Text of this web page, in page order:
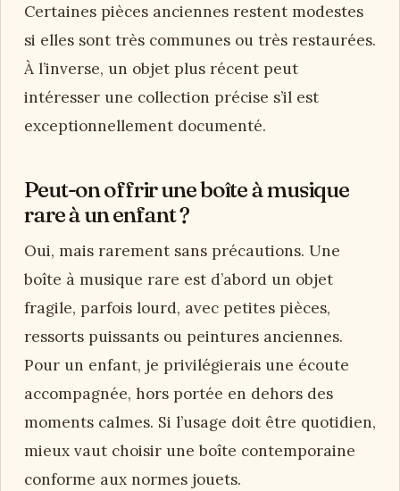
Certaines pièces anciennes restent modestes
si elles sont très communes ou très restaurées.
À l’inverse, un objet plus récent peut
intéresser une collection précise s’il est
exceptionnellement documenté.
Peut-on offrir une boîte à musique
rare à un enfant ?
Oui, mais rarement sans précautions. Une
boîte à musique rare est d’abord un objet
fragile, parfois lourd, avec petites pièces,
ressorts puissants ou peintures anciennes.
Pour un enfant, je privilégierais une écoute
accompagnée, hors portée en dehors des
moments calmes. Si l’usage doit être quotidien,
mieux vaut choisir une boîte contemporaine
conforme aux normes jouets.